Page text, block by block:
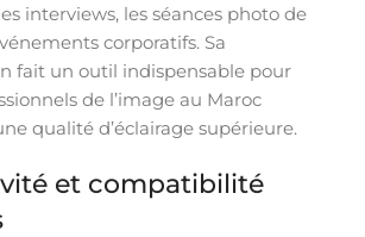
interviews, les séances photo de
corporatifs. Sa
fait un outil indispensable pour
de l’image au Maroc
qualité d’éclairage supérieure.
et compatibilité